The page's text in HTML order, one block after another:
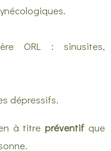
ORL : sinusites,
dépressifs.
à titrepréventif que